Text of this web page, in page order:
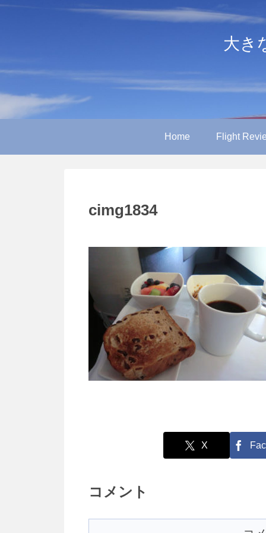
大き
Home Flight
cimg1834
X
コメント